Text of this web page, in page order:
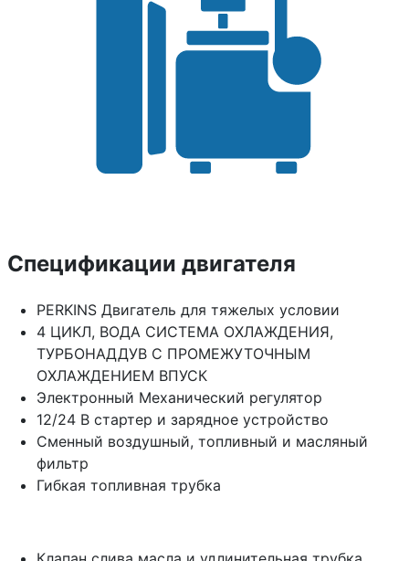
Спецификации двигателя
PERKINS Двигатель для тяжелых условии
4 ЦИКЛ, ВОДА СИСТЕМА ОХЛАЖДЕНИЯ,
ТУРБОНАДДУВ С ПРОМЕЖУТОЧНЫМ
ОХЛАЖДЕНИЕМ ВПУСК
Электронный Механический регулятор
12/24 В стартер и зарядное устройство
Сменный воздушный, топливный и масляный
фильтр
Гибкая топливная трубка